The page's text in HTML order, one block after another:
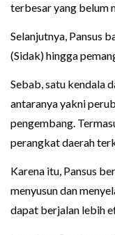
terbesar yang belum
Selanjutnya, Pansus
(Sidak) hingga
Sebab, satu kendala
antaranya yakni
pengembang.
perangkat daerah
Karena itu, Pansus
menyusun dan
dapat berjalan lebih